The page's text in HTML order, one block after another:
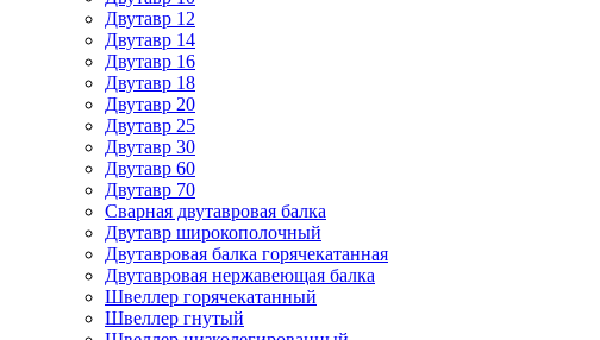
Двутавр 12
Двутавр 14
Двутавр 16
Двутавр 18
Двутавр 20
Двутавр 25
Двутавр 30
Двутавр 60
Двутавр 70
Сварная двутавровая балка
Двутавр широкополочный
Двутавровая балка горячекатанная
Двутавровая нержавеющая балка
Швеллер горячекатанный
Швеллер гнутый